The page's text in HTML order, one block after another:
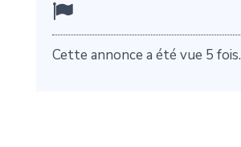
Cette annonce a été vue 5 fois.